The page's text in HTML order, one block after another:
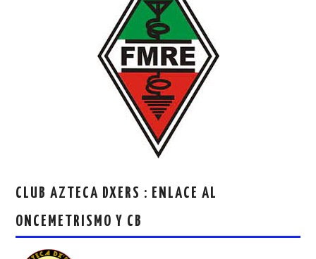
CLUB AZTECA DXERS : ENLACE AL
ONCEMETRISMO Y CB